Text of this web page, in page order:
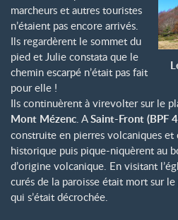
marcheurs et autres touristes
n’étaient pas encore arrivés.
Ils regardèrent le sommet du
pied et Julie constata que le
chemin escarpé n’était pas fait
pour elle !
Ils continuèrent à virevolter sur le
Mont Mézenc. ASaint-Front (BPF
construite en pierres volcaniques et
historique puis pique-niquèrent au
d’origine volcanique. En visitant
curés de la paroisse était mort sur
qui s’était décrochée.